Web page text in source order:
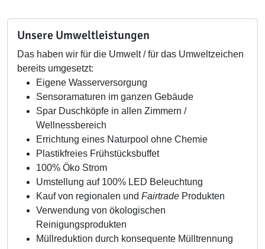
Unsere Umweltleistungen
Das haben wir für die Umwelt / für das Umweltzeichen
bereits umgesetzt:
Eigene Wasserversorgung
Sensoramaturen im ganzen Gebäude
Spar Duschköpfe in allen Zimmern /
Wellnessbereich
Errichtung eines Naturpool ohne Chemie
Plastikfreies Frühstücksbuffet
100% Öko Strom
Umstellung auf 100% LED Beleuchtung
Kauf von regionalen und Fairtrade Produkten
Verwendung von ökologischen
Reinigungsprodukten
Müllreduktion durch konsequente Mülltrennung